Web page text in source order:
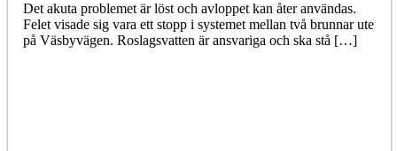
Det akuta problemet är löst och avloppet kan åter användas.
Felet visade sig vara ett stopp i systemet mellan två brunnar ute
på Väsbyvägen. Roslagsvatten är ansvariga och ska stå […]